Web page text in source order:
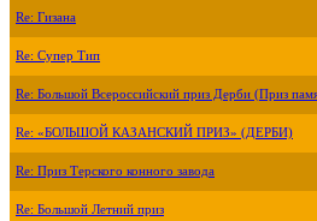
Re: Гизана
Re: Супер Тип
Re: Большой Всероссийский приз Дерби (Приз
Re: «БОЛЬШОЙ КАЗАНСКИЙ ПРИЗ» (ДЕРБИ)
Re: Приз Терского конного завода
Re: Большой Летний приз